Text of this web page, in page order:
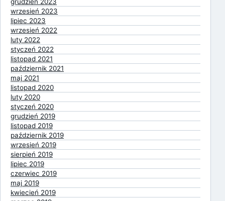
wrzesień 2023
lipiec 2023
wrzesień 2022
luty 2022
styczeń 2022
listopad 2021
październik 2021
maj 2021
listopad 2020
luty 2020
styczeń 2020
grudzień 2019
listopad 2019
październik 2019
wrzesień 2019
sierpień 2019
lipiec 2019
czerwiec 2019
maj 2019
kwiecień 2019